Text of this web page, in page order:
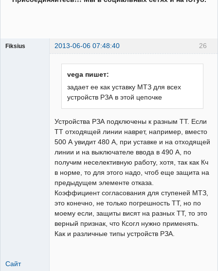
26
Fiksius 2013-06-06 07:48:40
vega пишет:
задает ее как уставку МТЗ для всех
устройств РЗА в этой цепочке
Устройства РЗА подключены к разным ТТ. Если
ТТ отходящей линии наврет, например, вместо
500 А увидит 480 А, при уставке и на отходящей
линии и на выключателе ввода в 490 А, по
получим неселективную работу, хотя, так как Кч
в норме, то для этого надо, чтоб еще защита на
предыдущем элементе отказа.
Коэффициент согласования для ступеней МТЗ,
это конечно, не только погрешность ТТ, но по
моему если, защиты висят на разных ТТ, то это
верный признак, что Ксогл нужно применять.
Как и различные типы устройств РЗА.
Сайт